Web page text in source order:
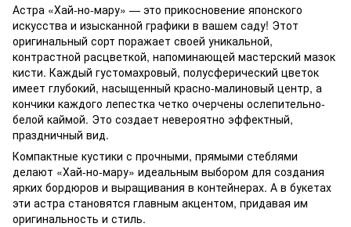
Астра «Хай-но-мару» — это прикосновение японского
искусства и изысканной графики в вашем саду! Этот
оригинальный сорт поражает своей уникальной,
контрастной расцветкой, напоминающей мастерский мазок
кисти. Каждый густомахровый, полусферический цветок
имеет глубокий, насыщенный красно-малиновый центр, а
кончики каждого лепестка четко очерчены ослепительно-
белой каймой. Это создает невероятно эффектный,
праздничный вид.
Компактные кустики с прочными, прямыми стеблями
делают «Хай-но-мару» идеальным выбором для создания
ярких бордюров и выращивания в контейнерах. А в букетах
эти астра становятся главным акцентом, придавая им
оригинальность и стиль.